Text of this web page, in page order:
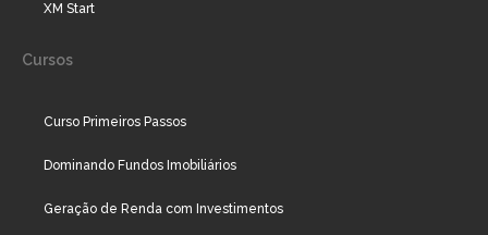
XM Start
Cursos
Curso Primeiros Passos
Dominando Fundos Imobiliários
Geração de Renda com Investimentos